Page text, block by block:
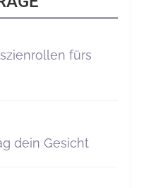
fürs
dein Gesicht